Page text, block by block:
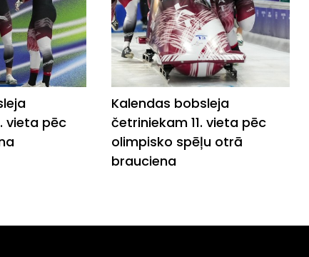
vieta pēc
Kalendas bobsleja
četriniekam 11. vieta pēc
olimpisko spēļu otrā
brauciena